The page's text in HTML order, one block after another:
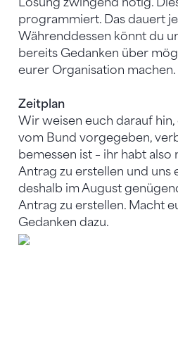
programmiert. Das dauert
Währenddessen könnt du
bereits Gedanken über
eurer Organisation machen.
Zeitplan
Wir weisen euch darauf hin,
vom Bund vorgegeben,
bemessen ist – ihr habt
Antrag zu erstellen und uns
deshalb im August
Antrag zu erstellen. Macht
Gedanken dazu.